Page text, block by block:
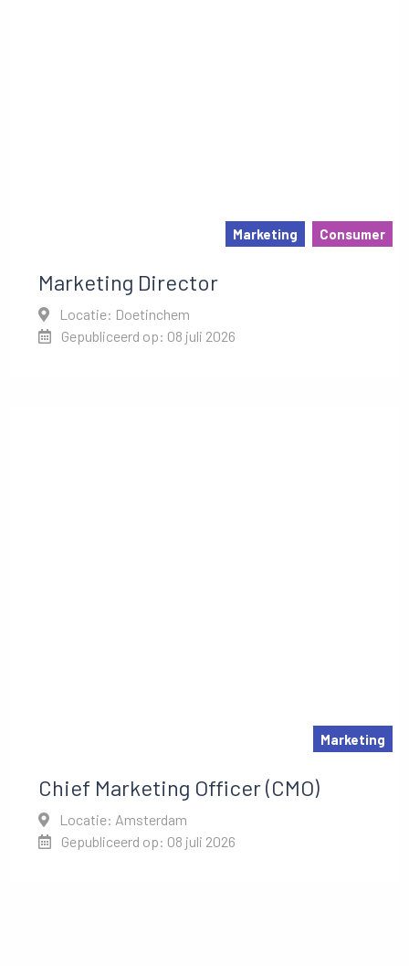
Marketing Consumer
Marketing Director
Locatie: Doetinchem
Gepubliceerd op: 08 juli 2026
Marketing
Chief Marketing Officer (CMO)
Locatie: Amsterdam
Gepubliceerd op: 08 juli 2026